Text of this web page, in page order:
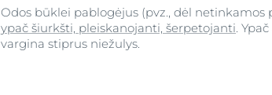
Odos būklei pablogėjus (pvz., dėl netinkamos
ypač šiurkšti, pleiskanojanti, šerpetojanti .
vargina stiprus niežulys.